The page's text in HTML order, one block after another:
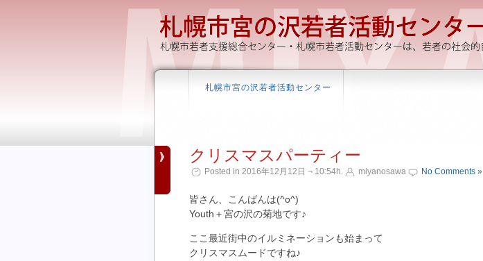
札幌市宮の沢若者活動センター
クリスマスパーティー
Posted in 2016年12月12日 ¬ 10:54h. miyanosawa No Comments »
皆さん、こんばんは(^o^)
Youth＋宮の沢の菊地です♪
ここ最近街中のイルミネーションも始まって
クリスマスムードですね♪